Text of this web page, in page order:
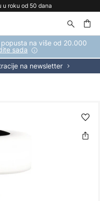
u roku od 50 dana
popusta na više od 20.000
sada
na newsletter